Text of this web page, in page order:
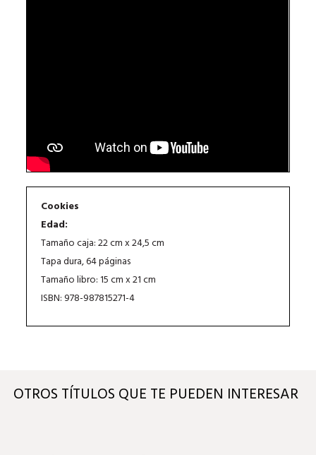
Cookies
Edad:
Tamaño caja: 22 cm x 24,5 cm
Tapa dura, 64 páginas
Tamaño libro: 15 cm x 21 cm
ISBN: 978-987815271-4
OTROS TÍTULOS QUE TE PUEDEN INTERESAR